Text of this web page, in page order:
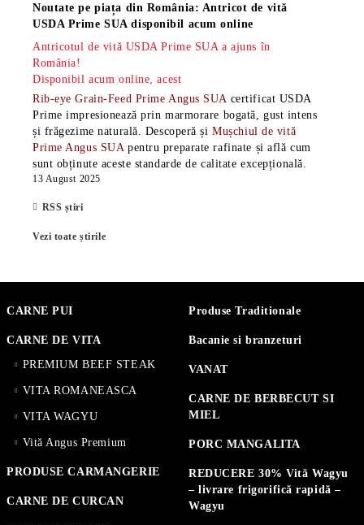
Noutate pe piața din România: Antricot de vită
USDA Prime SUA disponibil acum online
Antricotul de vită USDA Prime SUA a ajuns în
România!
Disponibil acum online, acest
Rib-eye Grain-Feed Prime Angus SUA certificat USDA
Prime impresionează prin marmorare bogată, gust intens
și frăgezime naturală. Descoperă șiMușchiul de vită
Prime Angus SUA pentru preparate rafinate și află cum
sunt obținute aceste standarde de calitate excepțională.
13 August 2025
RSS știri
Vezi toate știrile
CARNE PUI
CARNE DE VITA
PREMIUM BEEF STEAK
VITA ROMANEASCA
VITA WAGYU
Vită Angus Premium
PRODUSE CARMANGERIE
CARNE DE CURCAN
Produse Traditionale
Bacanie si branzeturi
VANAT
CARNE DE BERBECUT SI
MIEL
PORC MANGALITA
REDUCERE 30% Vită Wagyu
– livrare frigorifică rapidă –
Wagyu